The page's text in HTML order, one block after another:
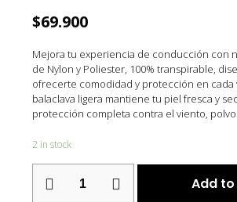
$69.900
Mejora tu experiencia de conducción con
de Nylon y Poliester, 100% transpirable,
ofrecerte comodidad y protección en cada
balaclava ligera mantiene tu piel fresca y
protección completa contra el viento, polvo
2 in stock
Add